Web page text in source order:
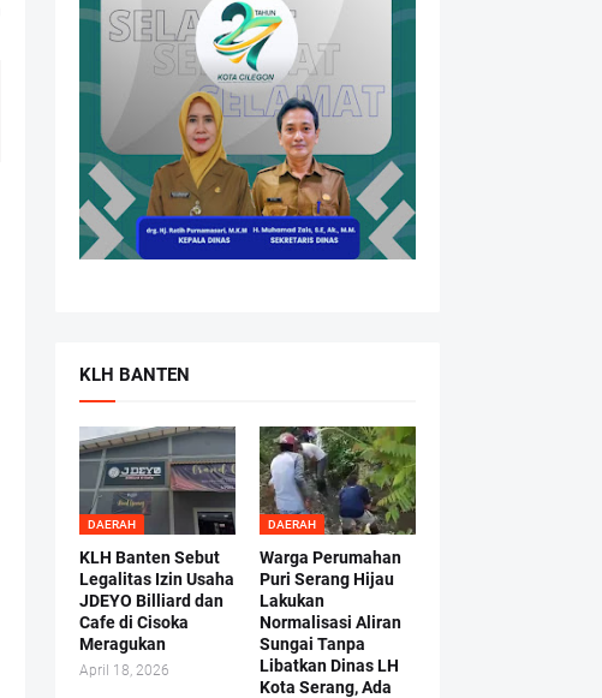
KLH BANTEN
DAERAH
KLH Banten Sebut
Legalitas Izin Usaha
JDEYO Billiard dan
Cafe di Cisoka
Meragukan
April 18, 2026
DAERAH
Warga Perumahan
Puri Serang Hijau
Lakukan
Normalisasi Aliran
Sungai Tanpa
Libatkan Dinas LH
Kota Serang, Ada